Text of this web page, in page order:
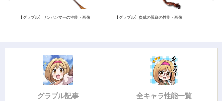
【グラブル】サンハンマーの性能・画像 【グラブル】炎威の翼鎌の性能・画像
グラブル記事 全キャラ性能一覧